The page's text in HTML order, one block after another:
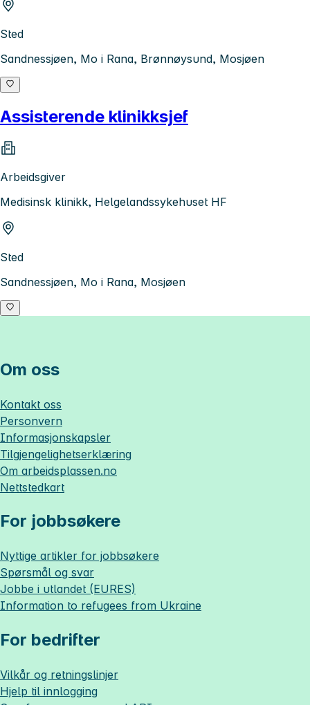
Sted
Sandnessjøen, Mo i Rana, Brønnøysund, Mosjøen
Assisterende klinikksjef
Arbeidsgiver
Medisinsk klinikk, Helgelandssykehuset HF
Sted
Sandnessjøen, Mo i Rana, Mosjøen
Om oss
Kontakt oss
Personvern
Informasjonskapsler
Tilgjengelighetserklæring
Om arbeidsplassen.no
Nettstedkart
For jobbsøkere
Nyttige artikler for jobbsøkere
Spørsmål og svar
Jobbe i utlandet (EURES)
Information to refugees from Ukraine
For bedrifter
Vilkår og retningslinjer
Hjelp til innlogging